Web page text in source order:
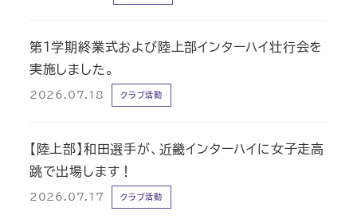
第1学期終業式および陸上部インターハイ壮行会を
実施しました。
2026.07.18 クラブ活動
【陸上部】和田選手が、近畿インターハイに女子走高
跳で出場します！
2026.07.17 クラブ活動